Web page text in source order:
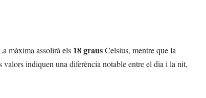
màxima assolirà els 18 grausCelsius, mentre que la
valors indiquen una diferència notable entre el dia i la nit,